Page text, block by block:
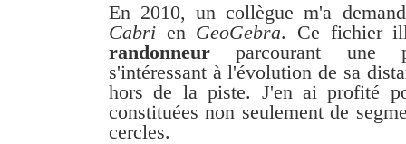
En 2010, un collègue m'a
Cabri en GeoGebra. Ce fichier
randonneur parcourant une
s'intéressant à l'évolution de sa
hors de la piste. J'en ai profité
constituées non seulement de
cercles.